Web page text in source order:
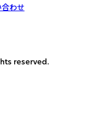
合わせ
reserved.